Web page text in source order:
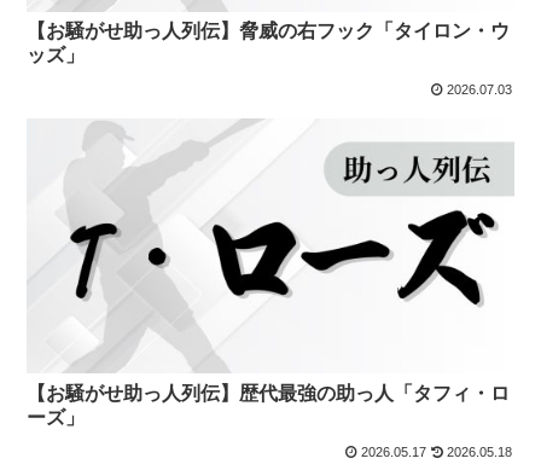
【お騒がせ助っ人列伝】脅威の右フック「タイロン・ウ
ッズ」
2026.07.03
【お騒がせ助っ人列伝】歴代最強の助っ人「タフィ・ロ
ーズ」
2026.05.17 2026.05.18